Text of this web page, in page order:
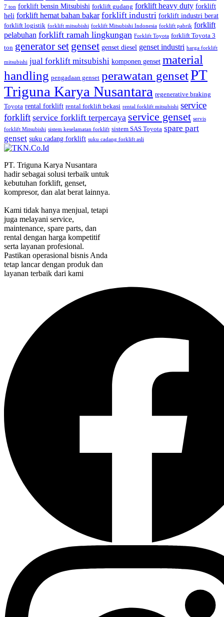
7 ton forklift bensin Mitsubishi forklift gudang forklift heavy duty forklift
heli forklift hemat bahan bakar forklift industri forklift industri berat
forklift logistik forklift mitsubishi forklift Mitsubishi Indonesia forklift pabrik forklift
pelabuhan forklift ramah lingkungan Forklift Toyota forklift Toyota 3
ton generator set genset genset diesel genset industri harga forklift
mitsubishi jual forklift mitsubishi komponen genset material
handling pengadaan genset perawatan gensetPT
Triguna Karya Nusantara regenerative braking
Toyota rental forklift rental forklift bekasi rental forklift mitsubishi service
forklift service forklift terpercaya service genset servis
forklift Mitsubishi sistem keselamatan forklift sistem SAS Toyota spare part
genset suku cadang forklift suku cadang forklift asli
PT. Triguna Karya Nusantara
hadir sebagai solusi terbaik untuk
kebutuhan forklift, genset,
kompresor, dan alat berat lainnya.
Kami tidak hanya menjual, tetapi
juga melayani service,
maintenance, spare parts, dan
rental dengan harga kompetitif
serta layanan profesional.
Pastikan operasional bisnis Anda
tetap lancar dengan produk dan
layanan terbaik dari kami